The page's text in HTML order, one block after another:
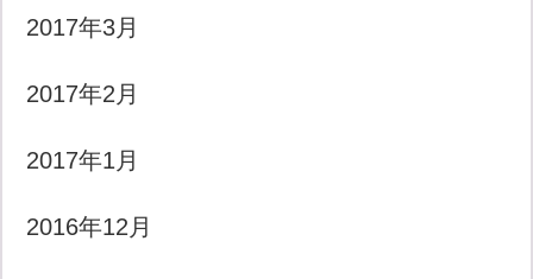
2017年3月
2017年2月
2017年1月
2016年12月